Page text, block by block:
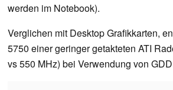
werden im Notebook).
Verglichen mit Desktop Grafikkarten,
5750 einer geringer getakteten ATI
vs 550 MHz) bei Verwendung von